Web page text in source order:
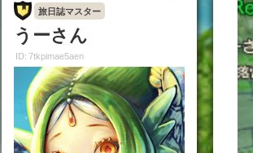
旅日誌マスター
うーさん
ID: 7tkpimae5aen